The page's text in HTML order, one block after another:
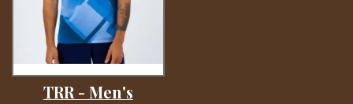
TRR - Men's